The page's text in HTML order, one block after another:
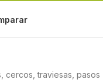
cercos, traviesas, pasos